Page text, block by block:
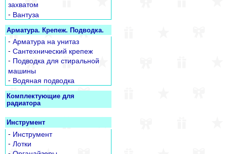
захватом
- Вантуза
Арматура. Крепеж. Подводка.
- Арматура на унитаз
- Сантехнический крепеж
- Подводка для стиральной
машины
- Водяная подводка
Комплектующие для
радиатора
Инструмент
- Инструмент
- Лотки